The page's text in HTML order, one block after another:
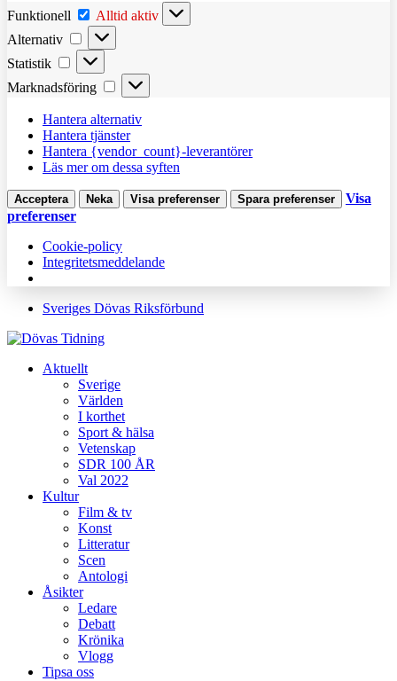
Funktionell Funktionell
Alltid aktiv
Alternativ
Alternativ
Statistik Statistik
Marknadsföring Marknadsföring
Hantera alternativ
Hantera tjänster
Hantera {vendor_count}-leverantörer
Läs mer om dessa syften
Acceptera Neka Visa preferenser Spara preferenser
Visa
preferenser
Cookie-policy
Integritetsmeddelande
Sveriges Dövas Riksförbund
Aktuellt
Sverige
Världen
I korthet
Sport & hälsa
Vetenskap
SDR 100 ÅR
Val 2022
Kultur
Film & tv
Konst
Litteratur
Scen
Antologi
Åsikter
Ledare
Debatt
Krönika
Vlogg
Tipsa oss